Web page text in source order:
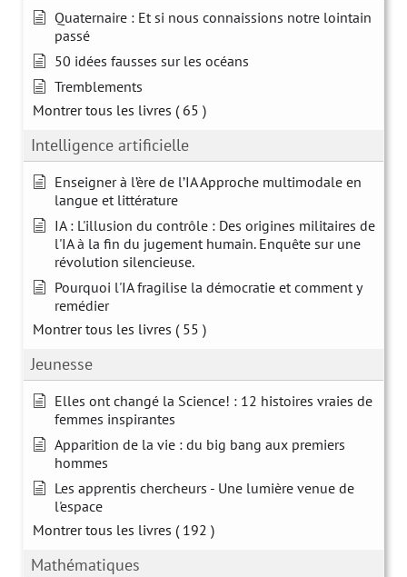
Quaternaire : Et si nous connaissions notre lointain
passé
50 idées fausses sur les océans
Tremblements
Montrer tous les livres ( 65 )
Intelligence artificielle
Enseigner à l’ère de l’IA Approche multimodale en
langue et littérature
IA : L'illusion du contrôle : Des origines militaires de
l'IA à la fin du jugement humain. Enquête sur une
révolution silencieuse.
Pourquoi l'IA fragilise la démocratie et comment y
remédier
Montrer tous les livres ( 55 )
Jeunesse
Elles ont changé la Science! : 12 histoires vraies de
femmes inspirantes
Apparition de la vie : du big bang aux premiers
hommes
Les apprentis chercheurs - Une lumière venue de
l'espace
Montrer tous les livres ( 192 )
Mathématiques